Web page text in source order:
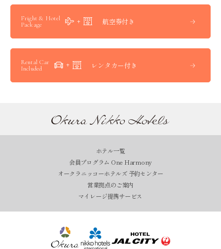
Fright & Hotel
Package
航空券付き
Rental Car
Included
レンタカー付き
ホテル一覧
会員プログラム One Harmony
オークラニッコーホテルズ 予約センター
営業拠点のご案内
マイレージ提携サービス